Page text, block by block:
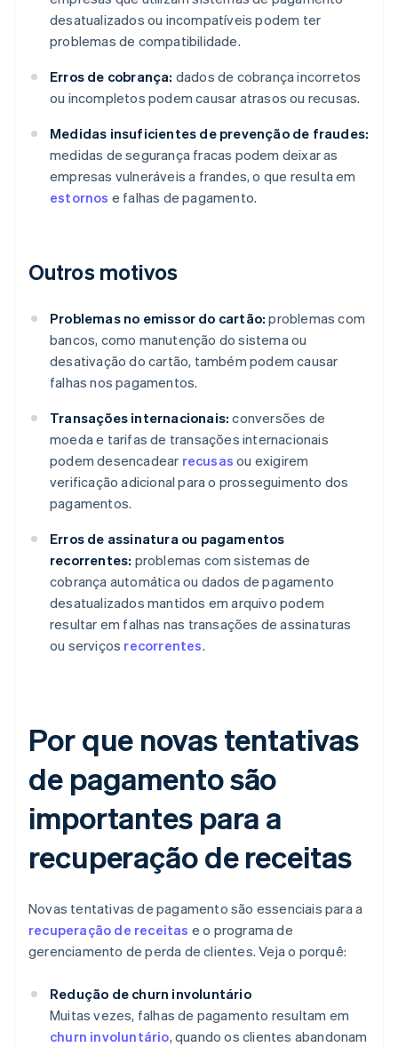
desatualizados ou incompatíveis podem ter
problemas de compatibilidade.
Erros de cobrança: dados de cobrança incorretos
ou incompletos podem causar atrasos ou recusas.
Medidas insuficientes de prevenção de fraudes:
medidas de segurança fracas podem deixar as
empresas vulneráveis a frandes, o que resulta em
estornos e falhas de pagamento.
Outros motivos
Problemas no emissor do cartão: problemas com
bancos, como manutenção do sistema ou
desativação do cartão, também podem causar
falhas nos pagamentos.
Transações internacionais: conversões de
moeda e tarifas de transações internacionais
podem desencadear recusas ou exigirem
verificação adicional para o prosseguimento dos
pagamentos.
Erros de assinatura ou pagamentos
recorrentes: problemas com sistemas de
cobrança automática ou dados de pagamento
desatualizados mantidos em arquivo podem
resultar em falhas nas transações de assinaturas
ou serviços recorrentes.
Por que novas tentativas
de pagamento são
importantes para a
recuperação de receitas
Novas tentativas de pagamento são essenciais para a
recuperação de receitas e o programa de
gerenciamento de perda de clientes. Veja o porquê:
Redução de churn involuntário
Muitas vezes, falhas de pagamento resultam em
churn involuntário, quando os clientes abandonam